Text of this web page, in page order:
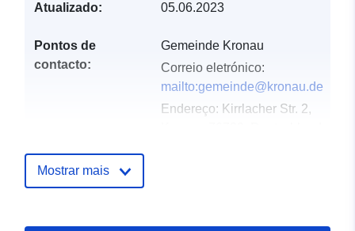
Atualizado: 05.06.2023
Pontos de
contacto:
Gemeinde Kronau
Correio eletrónico:
mailto:gemeinde@kronau.de
Endereço: Kirrlacher Str. 2,
Registo do
Mostrar mais